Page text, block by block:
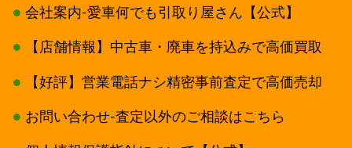
会社案内-愛車何でも引取り屋さん【公式】
【店舗情報】中古車・廃車を持込みで高価買取
【好評】営業電話ナシ精密事前査定で高価売却
お問い合わせ-査定以外のご相談はこちら